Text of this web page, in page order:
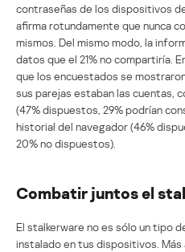
contraseñas de los dispositivos
afirma rotundamente que nunca
mismos. Del mismo modo, la
datos que el 21% no compartiría.
que los encuestados se
sus parejas estaban las cuentas,
(47% dispuestos, 29% podrían
historial del navegador (46%
20% no dispuestos).
Combatir juntos el
El stalkerware no es sólo un tipo
instalado en tus dispositivos. Más